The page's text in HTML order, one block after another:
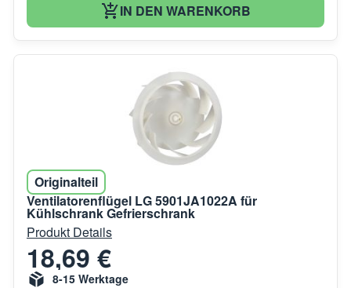
IN DEN WARENKORB
Originalteil
Ventilatorenflügel LG 5901JA1022A für
Kühlschrank Gefrierschrank
Produkt Details
18,69 €
8-15 Werktage